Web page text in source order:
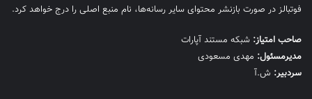
فوتبالز در صورت بازنشر محتوای سایر رسانه‌ها، نام منبع اصلی را درج خواهد کرد.
صاحب امتیاز: شبکه مستند آپارات
مديرمسئول: مهدی مسعودی
سردبیر: ش.آ